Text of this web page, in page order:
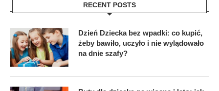
RECENT POSTS
Dzień Dziecka bez wpadki: co kupić,
żeby bawiło, uczyło i nie wylądowało
na dnie szafy?